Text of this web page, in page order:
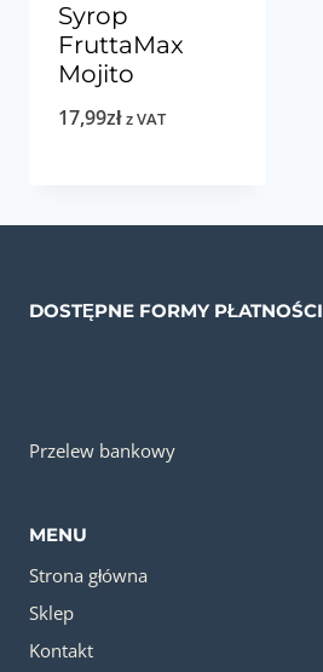
Syrop
FruttaMax
Mojito
17,99zł z VAT
DOSTĘPNE FORMY PŁATNOŚCI
Przelew bankowy
MENU
Strona główna
Sklep
Kontakt